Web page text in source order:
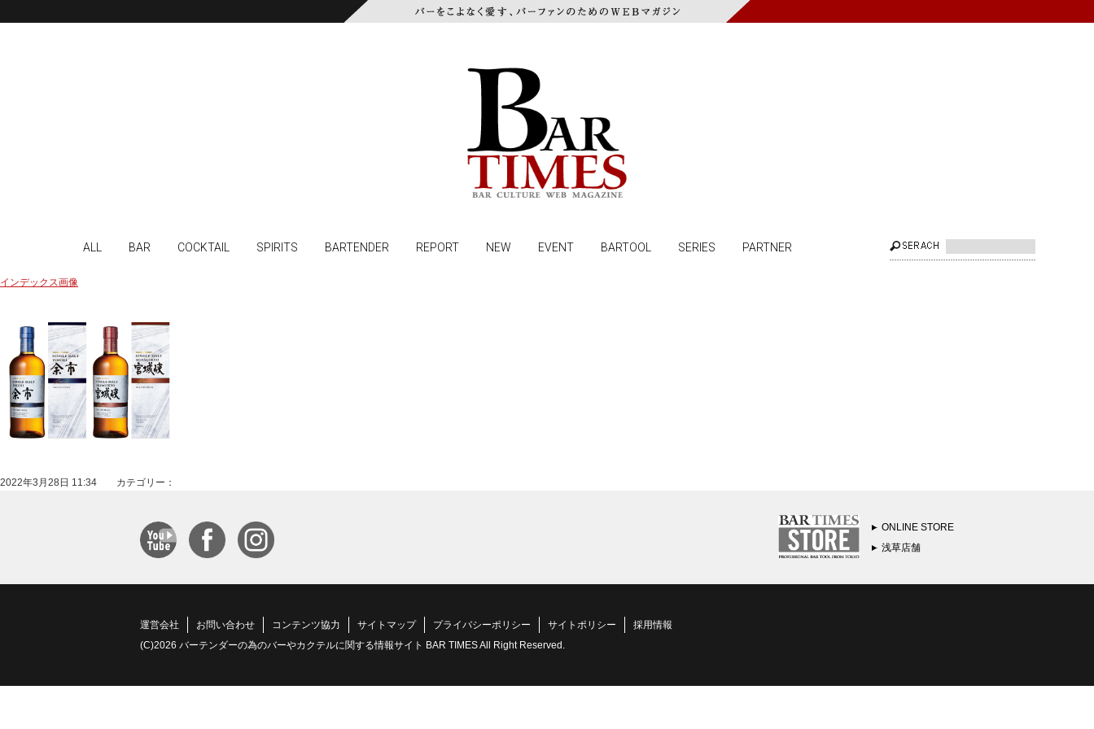
ALL BAR COCKTAIL SPIRITS BARTENDER REPORT NEW EVENT BARTOOL SERIES PARTNER
インデックス画像
2022年3月28日 11:34 カテゴリー：
ONLINE STORE
浅草店舗
運営会社 お問い合わせ コンテンツ協力 サイトマップ プライバシーポリシー サイトポリシー
採用情報
(C)2026 バーテンダーの為のバーやカクテルに関する情報サイト BAR TIMES All Right Reserved.